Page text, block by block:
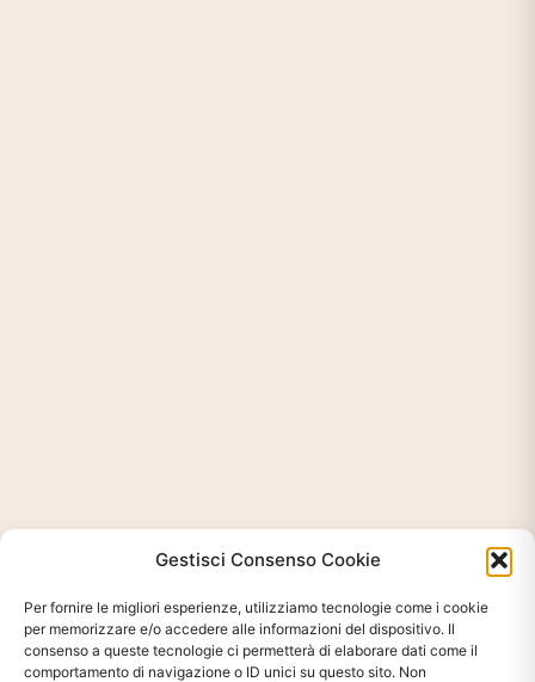
Gestisci Consenso Cookie
Per fornire le migliori esperienze, utilizziamo tecnologie come i cookie
per memorizzare e/o accedere alle informazioni del dispositivo. Il
consenso a queste tecnologie ci permetterà di elaborare dati come il
comportamento di navigazione o ID unici su questo sito. Non